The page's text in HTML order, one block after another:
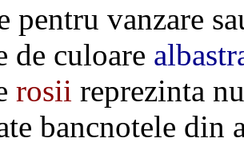
pentru vanzare
de culoare
rosii reprezinta
bancnotele din